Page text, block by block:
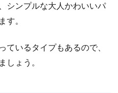
シンプルな大人かわいいパ
す。
ているタイプもあるので、
しょう。